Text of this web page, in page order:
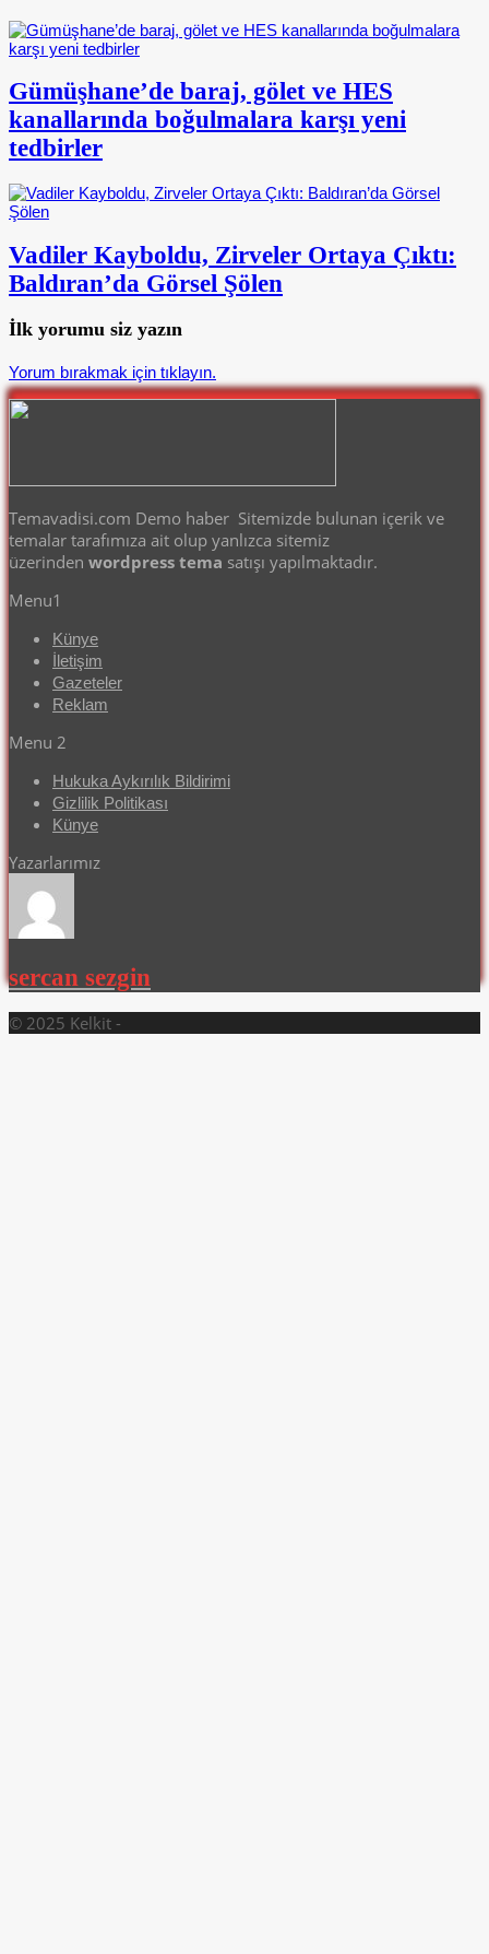
Gümüşhane’de baraj, gölet ve HES
kanallarında boğulmalara karşı yeni
tedbirler
Vadiler Kayboldu, Zirveler Ortaya Çıktı:
Baldıran’da Görsel Şölen
İlk yorumu siz yazın
Yorum bırakmak için tıklayın.
Temavadisi.com Demo haber Sitemizde bulunan içerik ve
temalar tarafımıza ait olup yanlızca sitemiz
üzerinden wordpress tema satışı yapılmaktadır.
Menu1
Künye
İletişim
Gazeteler
Reklam
Menu 2
Hukuka Aykırılık Bildirimi
Gizlilik Politikası
Künye
Yazarlarımız
sercan sezgin
© 2025 Kelkit -